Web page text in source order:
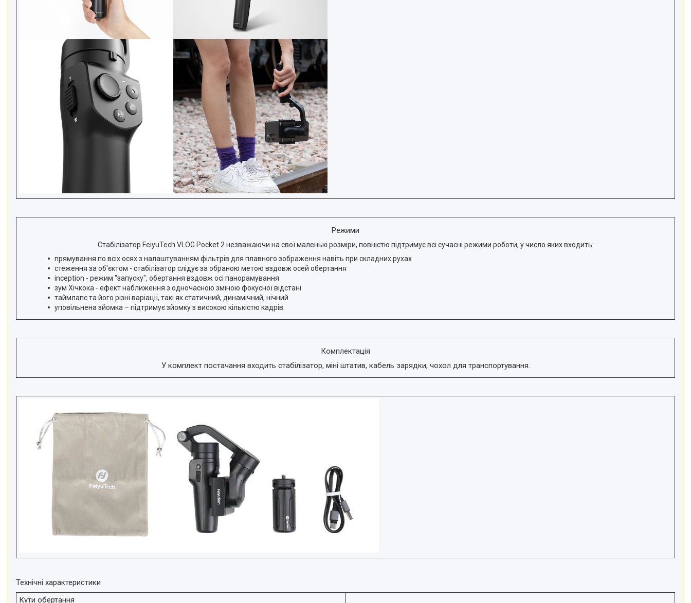
Режими
Стабілізатор FeiyuTech VLOG Pocket 2 незважаючи на свої маленькі розміри, повністю підтримує всі сучасні режими роботи, у число яких входить:
прямування по всіх осях з налаштуванням фільтрів для плавного зображення навіть при складних рухах
стеження за об'єктом - стабілізатор слідує за обраною метою вздовж осей обертання
inception - режим "запуску", обертання вздовж осі панорамування
зум Хічкока - ефект наближення з одночасною зміною фокусної відстані
таймлапс та його різні варіації, такі як статичний, динамічний, нічний
уповільнена зйомка – підтримує зйомку з високою кількістю кадрів.
Комплектація
У комплект постачання входить стабілізатор, міні штатив, кабель зарядки, чохол для транспортування.
Технічні характеристики
Кути обертання